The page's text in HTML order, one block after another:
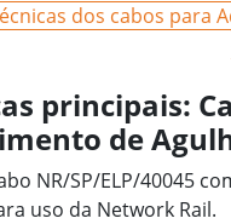
dos cabos para
principais:
de
NR/SP/ELP/40045
uso da Network Rail.